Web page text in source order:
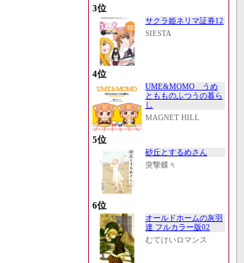
3位
サクラ姫ネリマ証券12
SIESTA
4位
UME&MOMO うめ
ともものふつうの暮ら
し
MAGNET HILL
5位
砂丘とするめさん
突撃蝶々
6位
オールドホームの灰羽
達 フルカラー版02
むてけいロマンス